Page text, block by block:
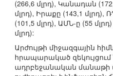
(266,6 մլրդ), Կանադան
մլրդ), Իրաքը (143,1 մլրդ),
(101,5 մլրդ), ԱՄՆ-ը (55
մլրդ):
Արժույթի միջազգային
հրապարակած զեկույցում
ադրբեջանական մանաթի